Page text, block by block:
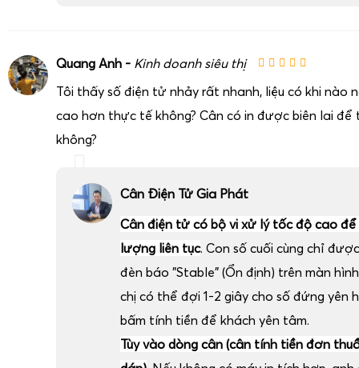
Quang Anh - Kinh doanh siêu thị
Tôi thấy số điện tử nhảy rất nhanh, liệu có khi nào
cao hơn thực tế không? Cân có in được biên lai để
không?
Cân Điện Tử Gia Phát
Cân điện tử có bộ vi xử lý tốc độ cao để
lượng liên tục. Con số cuối cùng chỉ
đèn báo "Stable" (Ổn định) trên màn
chị có thể đợi 1-2 giây cho số đứng yên
bấm tính tiền để khách yên tâm.
Tùy vào dòng cân (cân tính tiền đơn